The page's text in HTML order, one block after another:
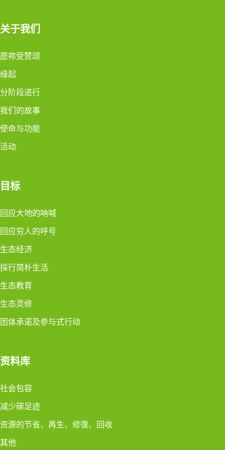
关于我们
愿祢受赞颂
缘起
分阶段进行
我们的故事
使命与功能
活动
目标
回应大地的呐喊
回应穷人的呼号
生态经济
採行简朴生活
生态教育
生态灵修
团体承诺及参与式行动
资料库
社会包容
减少碳足迹
资源的节省、再生、修復、回收
其他